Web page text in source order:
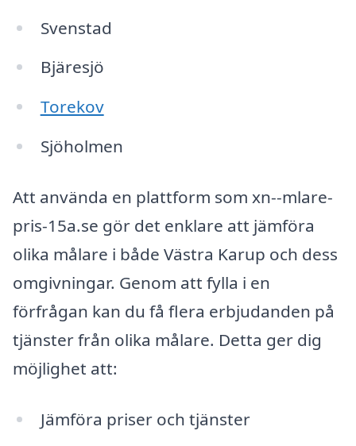
Svenstad
Bjäresjö
Torekov
Sjöholmen
Att använda en plattform som xn--mlare-
pris-15a.se gör det enklare att jämföra
olika målare i både Västra Karup och dess
omgivningar. Genom att fylla i en
förfrågan kan du få flera erbjudanden på
tjänster från olika målare. Detta ger dig
möjlighet att:
Jämföra priser och tjänster